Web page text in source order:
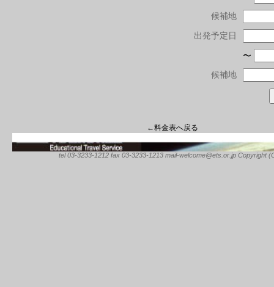
候補地
出発予定日
〜
候補地
←料金表へ戻る
tel 03-3233-1212 fax 03-3233-1213 mail-welcome@ets.or.jp Copyright